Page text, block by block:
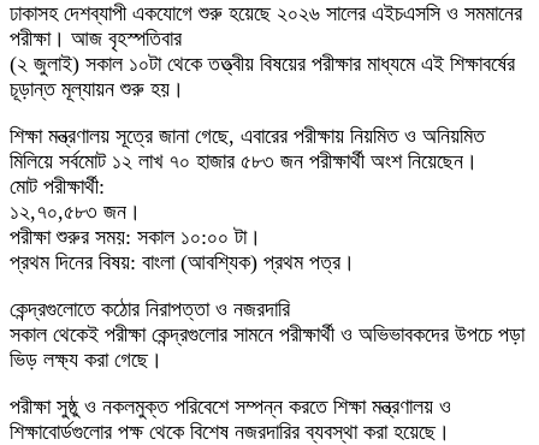
ঢাকাসহ দেশব্যাপী একযোগে শুরু হয়েছে ২০২৬ সালের এইচএসসি ও সমমানের
পরীক্ষা। আজ বৃহস্পতিবার
(২ জুলাই) সকাল ১০টা থেকে তত্ত্বীয় বিষয়ের পরীক্ষার মাধ্যমে এই শিক্ষাবর্ষের
চূড়ান্ত মূল্যায়ন শুরু হয়।
শিক্ষা মন্ত্রণালয় সূত্রে জানা গেছে, এবারের পরীক্ষায় নিয়মিত ও অনিয়মিত
মিলিয়ে সর্বমোট ১২ লাখ ৭০ হাজার ৫৮৩ জন পরীক্ষার্থী অংশ নিয়েছেন।
মোট পরীক্ষার্থী:
১২,৭০,৫৮৩ জন।
পরীক্ষা শুরুর সময়: সকাল ১০:০০ টা।
প্রথম দিনের বিষয়: বাংলা (আবশ্যিক) প্রথম পত্র।
কেন্দ্রগুলোতে কঠোর নিরাপত্তা ও নজরদারি
সকাল থেকেই পরীক্ষা কেন্দ্রগুলোর সামনে পরীক্ষার্থী ও অভিভাবকদের উপচে পড়া
ভিড় লক্ষ্য করা গেছে।
পরীক্ষা সুষ্ঠু ও নকলমুক্ত পরিবেশে সম্পন্ন করতে শিক্ষা মন্ত্রণালয় ও
শিক্ষাবোর্ডগুলোর পক্ষ থেকে বিশেষ নজরদারির ব্যবস্থা করা হয়েছে।